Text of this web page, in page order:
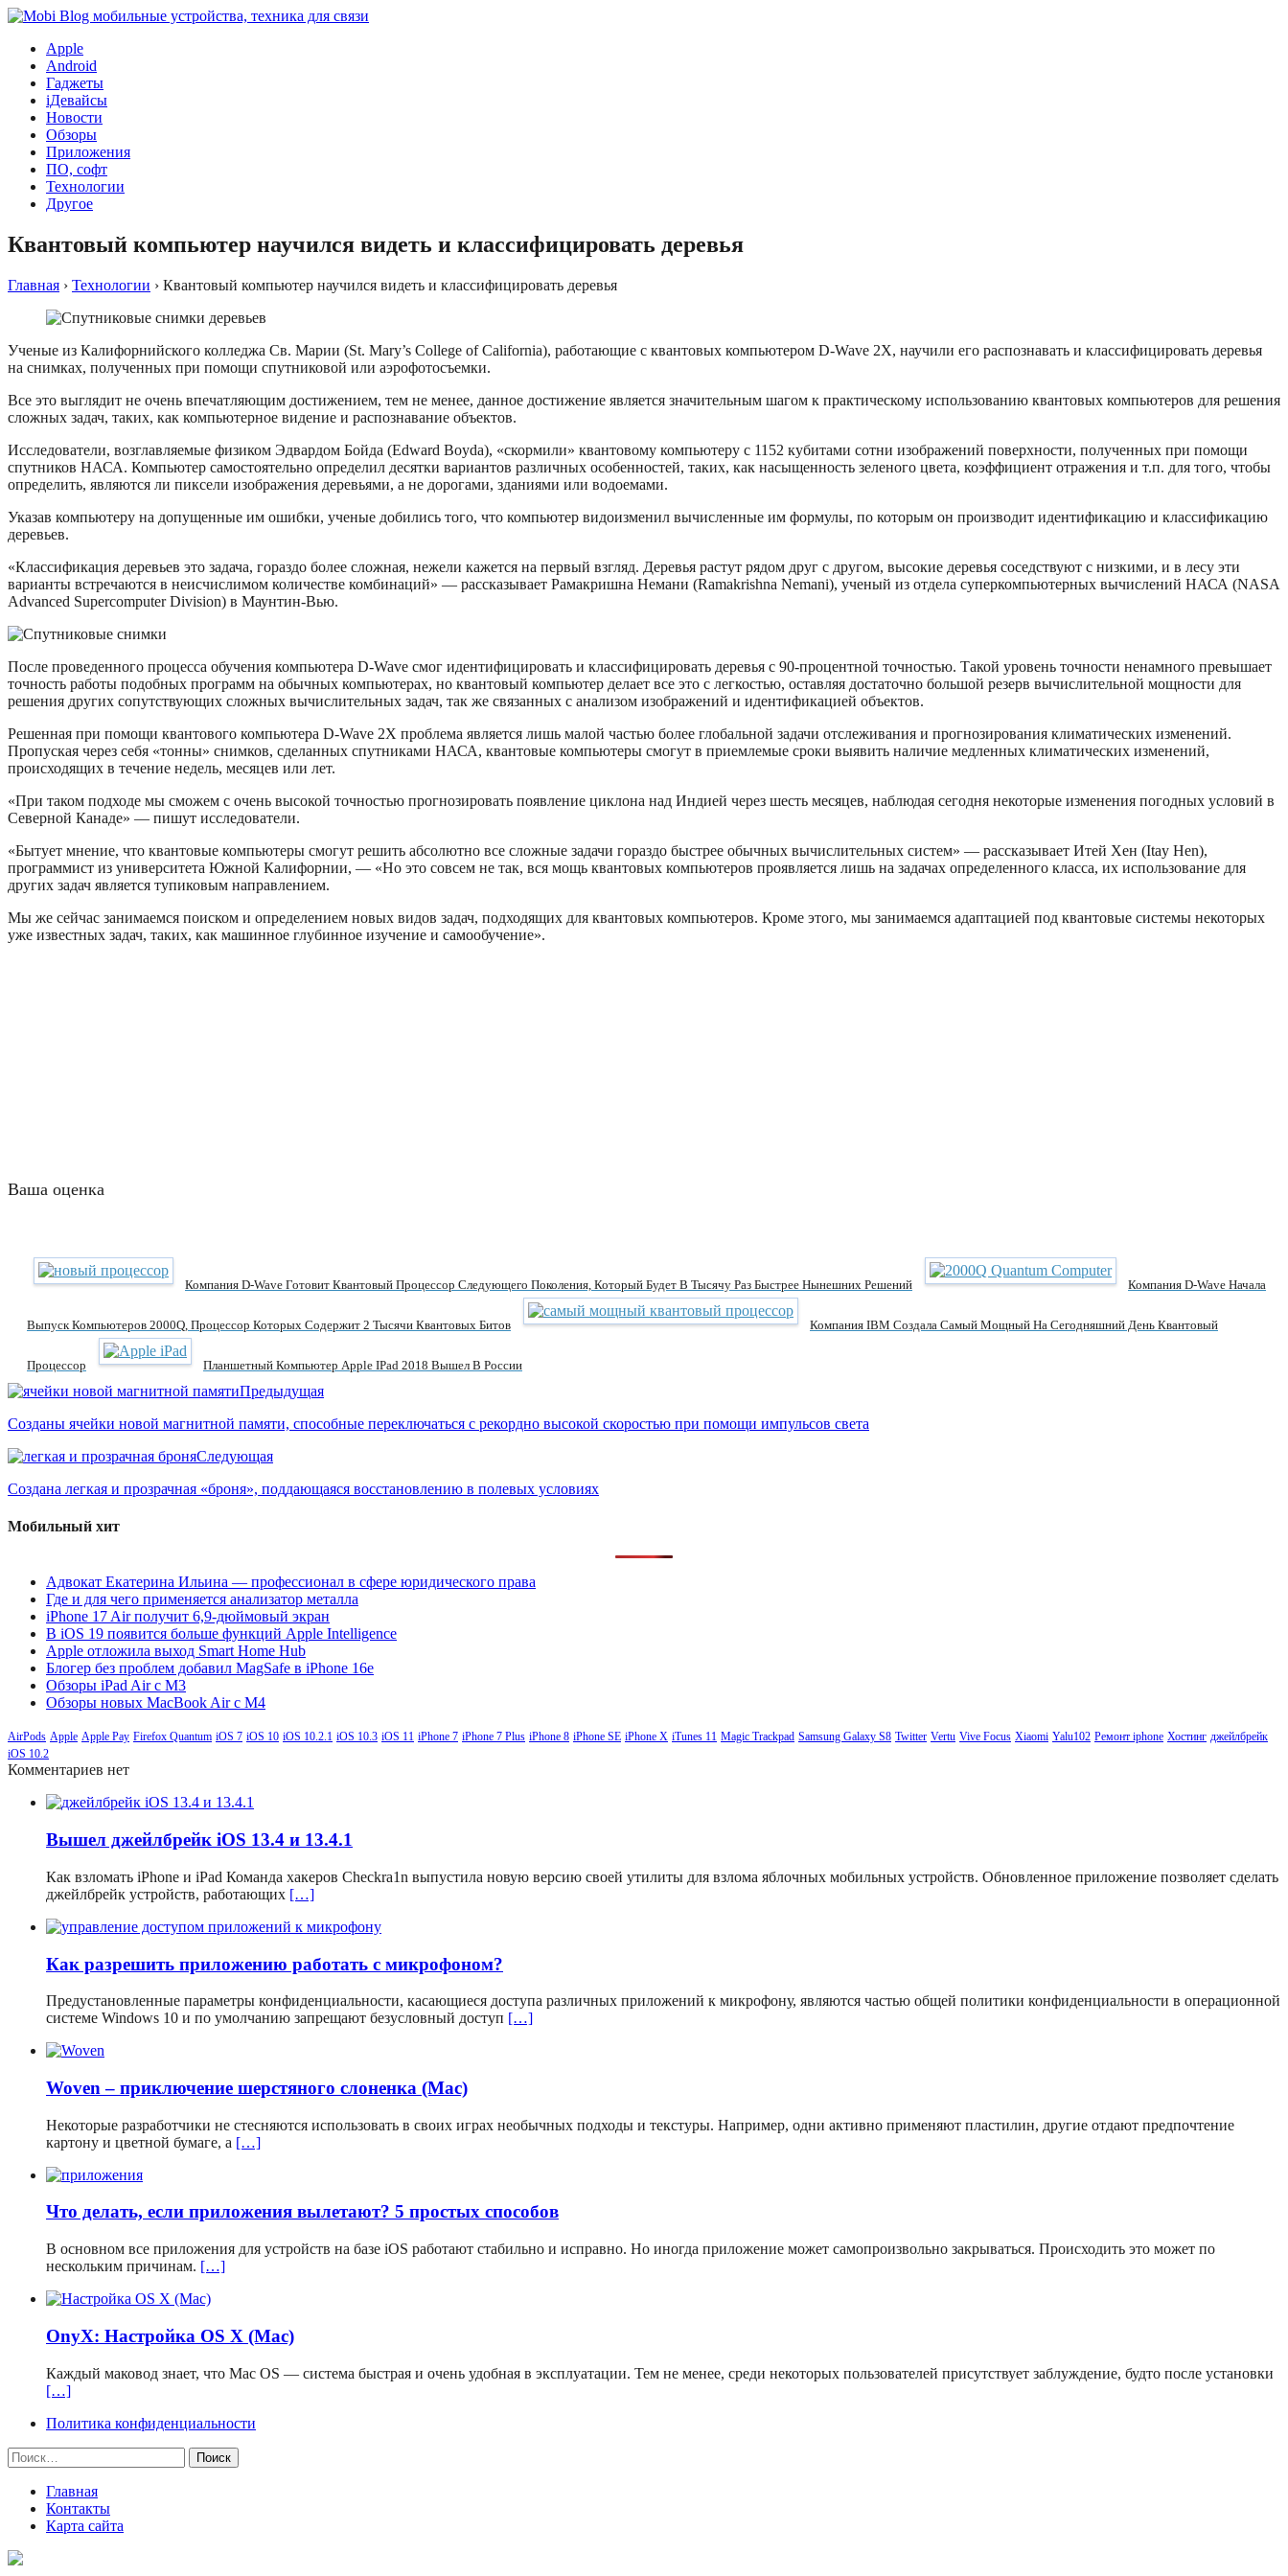
Apple
Android
Гаджеты
iДевайсы
Новости
Обзоры
Приложения
ПО, софт
Технологии
Другое
Квантовый компьютер научился видеть и классифицировать деревья
Главная › Технологии › Квантовый компьютер научился видеть и классифицировать деревья
Ученые из Калифорнийского колледжа Св. Марии (St. Mary’s College of California), работающие с квантовых компьютером D-Wave 2X, научили его распознавать и классифицировать деревья
на снимках, полученных при помощи спутниковой или аэрофотосъемки.
Все это выглядит не очень впечатляющим достижением, тем не менее, данное достижение является значительным шагом к практическому использованию квантовых компьютеров для решения
сложных задач, таких, как компьютерное видение и распознавание объектов.
Исследователи, возглавляемые физиком Эдвардом Бойда (Edward Boyda), «скормили» квантовому компьютеру с 1152 кубитами сотни изображений поверхности, полученных при помощи
спутников НАСА. Компьютер самостоятельно определил десятки вариантов различных особенностей, таких, как насыщенность зеленого цвета, коэффициент отражения и т.п. для того, чтобы
определить, являются ли пиксели изображения деревьями, а не дорогами, зданиями или водоемами.
Указав компьютеру на допущенные им ошибки, ученые добились того, что компьютер видоизменил вычисленные им формулы, по которым он производит идентификацию и классификацию
деревьев.
«Классификация деревьев это задача, гораздо более сложная, нежели кажется на первый взгляд. Деревья растут рядом друг с другом, высокие деревья соседствуют с низкими, и в лесу эти
варианты встречаются в неисчислимом количестве комбинаций» — рассказывает Рамакришна Немани (Ramakrishna Nemani), ученый из отдела суперкомпьютерных вычислений НАСА (NASA
Advanced Supercomputer Division) в Маунтин-Вью.
После проведенного процесса обучения компьютера D-Wave смог идентифицировать и классифицировать деревья с 90-процентной точностью. Такой уровень точности ненамного превышает
точность работы подобных программ на обычных компьютерах, но квантовый компьютер делает все это с легкостью, оставляя достаточно большой резерв вычислительной мощности для
решения других сопутствующих сложных вычислительных задач, так же связанных с анализом изображений и идентификацией объектов.
Решенная при помощи квантового компьютера D-Wave 2X проблема является лишь малой частью более глобальной задачи отслеживания и прогнозирования климатических изменений.
Пропуская через себя «тонны» снимков, сделанных спутниками НАСА, квантовые компьютеры смогут в приемлемые сроки выявить наличие медленных климатических изменений,
происходящих в течение недель, месяцев или лет.
«При таком подходе мы сможем с очень высокой точностью прогнозировать появление циклона над Индией через шесть месяцев, наблюдая сегодня некоторые изменения погодных условий в
Северной Канаде» — пишут исследователи.
«Бытует мнение, что квантовые компьютеры смогут решить абсолютно все сложные задачи гораздо быстрее обычных вычислительных систем» — рассказывает Итей Хен (Itay Hen),
программист из университета Южной Калифорнии, — «Но это совсем не так, вся мощь квантовых компьютеров проявляется лишь на задачах определенного класса, их использование для
других задач является тупиковым направлением.
Мы же сейчас занимаемся поиском и определением новых видов задач, подходящих для квантовых компьютеров. Кроме этого, мы занимаемся адаптацией под квантовые системы некоторых
уже известных задач, таких, как машинное глубинное изучение и самообучение».
Ваша оценка
Компания D-Wave Готовит Квантовый Процессор Следующего Поколения, Который Будет В Тысячу Раз Быстрее Нынешних Решений Компания D-Wave Начала
Выпуск Компьютеров 2000Q, Процессор Которых Содержит 2 Тысячи Квантовых Битов Компания IBM Создала Самый Мощный На Сегодняшний День Квантовый
Процессор Планшетный Компьютер Apple IPad 2018 Вышел В России
Предыдущая
Созданы ячейки новой магнитной памяти, способные переключаться с рекордно высокой скоростью при помощи импульсов света
Следующая
Создана легкая и прозрачная «броня», поддающаяся восстановлению в полевых условиях
Мобильный хит
Адвокат Екатерина Ильина — профессионал в сфере юридического права
Где и для чего применяется анализатор металла
iPhone 17 Air получит 6,9-дюймовый экран
В iOS 19 появится больше функций Apple Intelligence
Apple отложила выход Smart Home Hub
Блогер без проблем добавил MagSafe в iPhone 16e
Обзоры iPad Air с M3
Обзоры новых MacBook Air с M4
AirPods Apple Apple Pay Firefox Quantum iOS 7 iOS 10 iOS 10.2.1 iOS 10.3 iOS 11 iPhone 7 iPhone 7 Plus iPhone 8 iPhone SE iPhone X iTunes 11 Magic Trackpad Samsung Galaxy S8 Twitter Vertu Vive Focus Xiaomi Yalu102 Ремонт iphone Хостинг джейлбрейк
iOS 10.2
Комментариев нет
Вышел джейлбрейк iOS 13.4 и 13.4.1
Как взломать iPhone и iPad Команда хакеров Checkra1n выпустила новую версию своей утилиты для взлома яблочных мобильных устройств. Обновленное приложение позволяет сделать
джейлбрейк устройств, работающих […]
Как разрешить приложению работать с микрофоном?
Предустановленные параметры конфиденциальности, касающиеся доступа различных приложений к микрофону, являются частью общей политики конфиденциальности в операционной
системе Windows 10 и по умолчанию запрещают безусловный доступ […]
Woven – приключение шерстяного слоненка (Mac)
Некоторые разработчики не стесняются использовать в своих играх необычных подходы и текстуры. Например, одни активно применяют пластилин, другие отдают предпочтение
картону и цветной бумаге, а […]
Что делать, если приложения вылетают? 5 простых способов
В основном все приложения для устройств на базе iOS работают стабильно и исправно. Но иногда приложение может самопроизвольно закрываться. Происходить это может по
нескольким причинам. […]
OnyX: Настройка OS X (Mac)
Каждый маковод знает, что Mac OS — система быстрая и очень удобная в эксплуатации. Тем не менее, среди некоторых пользователей присутствует заблуждение, будто после установки
[…]
Политика конфиденциальности
Найти:
Главная
Контакты
Карта сайта